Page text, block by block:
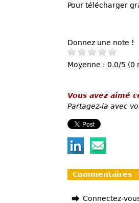
Pour télécharger
Donnez une note !
Moyenne : 0.0/5 (0
Vous avez aimé
Partagez-la avec
Commentaires
Connectez-